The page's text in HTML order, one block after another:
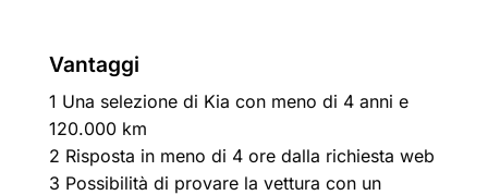
Vantaggi
1 Una selezione di Kia con meno di 4 anni e
120.000 km
2 Risposta in meno di 4 ore dalla richiesta web
3 Possibilità di provare la vettura con un